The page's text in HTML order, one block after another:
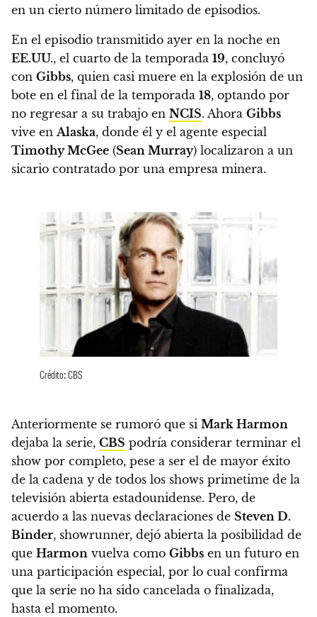
en un cierto número limitado de episodios.
En el episodio transmitido ayer en la noche en
EE.UU., el cuarto de la temporada 19, concluyó
con Gibbs, quien casi muere en la explosión de un
bote en el final de la temporada 18, optando por
no regresar a su trabajo en NCIS. Ahora Gibbs
vive enAlaska, donde él y el agente especial
Timothy McGee (Sean Murray) localizaron a un
sicario contratado por una empresa minera.
Crédito: CBS
Anteriormente se rumoró que si Mark Harmon
dejaba la serie, CBS podría considerar terminar el
show por completo, pese a ser el de mayor éxito
de la cadena y de todos los shows primetime de la
televisión abierta estadounidense. Pero, de
acuerdo a las nuevas declaraciones de Steven D.
Binder, showrunner, dejó abierta la posibilidad de
que Harmon vuelva como Gibbs en un futuro en
una participación especial, por lo cual confirma
que la serie no ha sido cancelada o finalizada,
hasta el momento.